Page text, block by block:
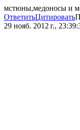
мстюны,медоносы и
ОтветитьЦитировать
29 нояб. 2012 г.,